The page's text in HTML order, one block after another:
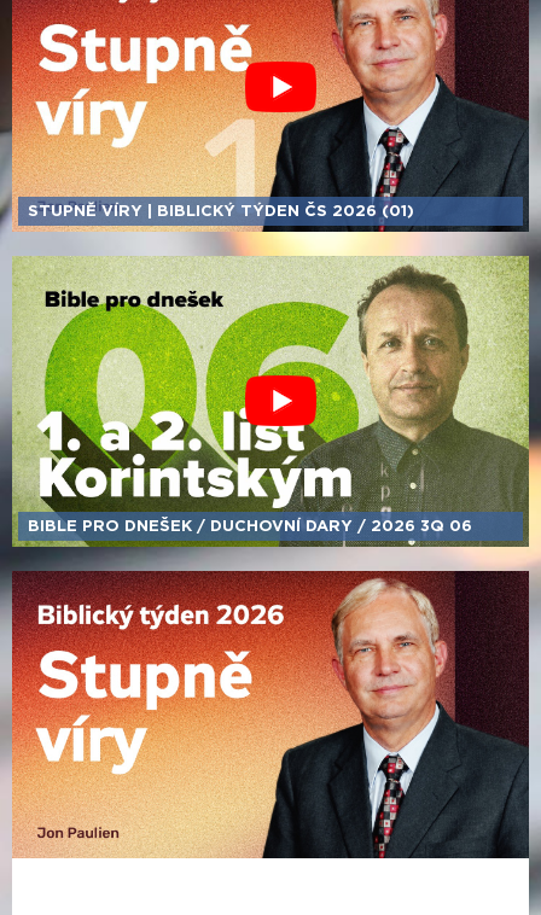
STUPNĚ VÍRY | BIBLICKÝ TÝDEN ČS 2026 (01)
BIBLE PRO DNEŠEK /​ DUCHOVNÍ DARY /​ 2026 3Q 06